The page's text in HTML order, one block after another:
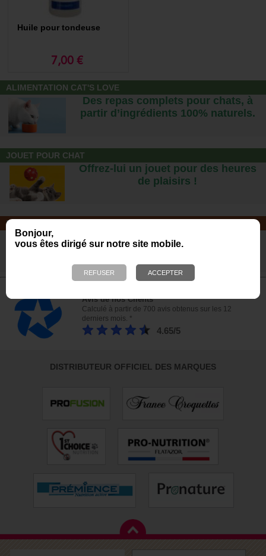
Bonjour,
vous êtes dirigé sur notre site mobile.
Huile pour tondeuse
7,00 €
ALIMENTATION CAT'S LOVE
Des repas complets pour chats, à
partir d’ingrédients 100% naturels.
JOUET POUR CHAT
Offrez-lui un jouet pour des heures
de plaisirs !
NOTRE MAGASIN
Plus de 6 000 références - Venez
nous rendre visite !
23 bis, rue des Bourguignons, 91310 Montlhéry
Avis de nos Clients
Calculé à partir de 700 avis obtenus sur les 12
derniers mois. *
4.65/5
DISTRIBUTEUR OFFICIEL DES MARQUES